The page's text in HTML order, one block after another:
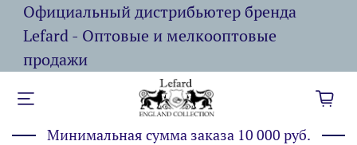
Официальный дистрибьютер бренда
Lefard - Оптовые и мелкооптовые
продажи
Минимальная сумма заказа 10 000 руб.